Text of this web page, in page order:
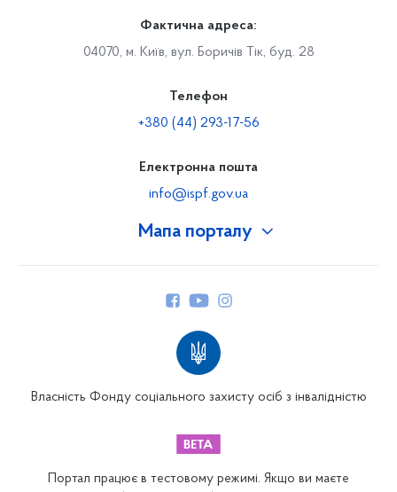
Мапа порталу
Фактична адреса:
04070, м. Київ, вул. Боричів Тік, буд. 28
Телефон
+380 (44) 293-17-56
Електронна пошта
info@ispf.gov.ua
Власність Фонду соціального захисту осіб з інвалідністю
Портал працює в тестовому режимі. Якщо ви маєте